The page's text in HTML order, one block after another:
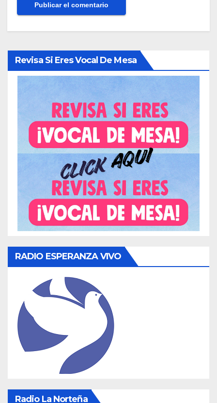
Revisa Si Eres Vocal De Mesa
RADIO ESPERANZA VIVO
Radio La Norteña